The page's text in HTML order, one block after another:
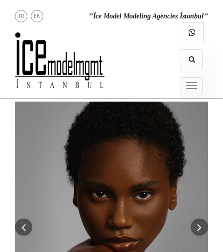
DİREKT
TR EN ’’İce Model Modeling Agencies İstanbul’’
MENU
MENU